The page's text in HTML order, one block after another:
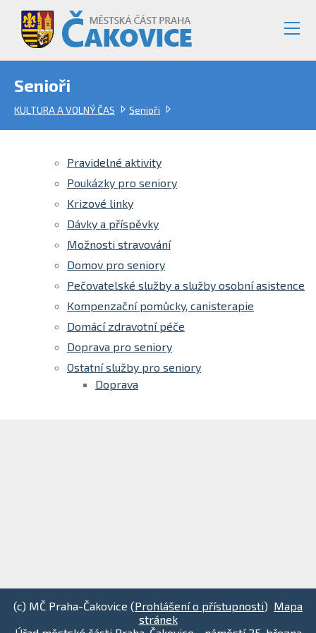
Senioři
KULTURA A VOLNÝ ČAS Senioři
Pravidelné aktivity
Poukázky pro seniory
Krizové linky
Dávky a příspěvky
Možnosti stravování
Domov pro seniory
Pečovatelské služby a služby osobní asistence
Kompenzační pomůcky, canisterapie
Domácí zdravotní péče
Doprava pro seniory
Ostatní služby pro seniory
Doprava
(c) MČ Praha-Čakovice (Prohlášení o přístupnosti) Mapa
stránek